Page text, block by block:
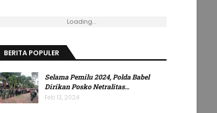
Loading...
BERITA POPULER
Selama Pemilu 2024, Polda Babel
Dirikan Posko Netralitas…
Feb 13, 2024